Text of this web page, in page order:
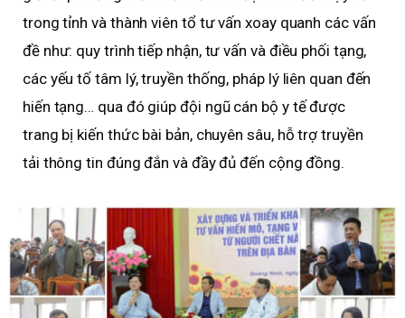
trong tỉnh và thành viên tổ tư vấn xoay quanh các vấn
đề như: quy trình tiếp nhận, tư vấn và điều phối tạng,
các yếu tố tâm lý, truyền thống, pháp lý liên quan đến
hiến tạng… qua đó giúp đội ngũ cán bộ y tế được
trang bị kiến thức bài bản, chuyên sâu, hỗ trợ truyền
tải thông tin đúng đắn và đầy đủ đến cộng đồng.